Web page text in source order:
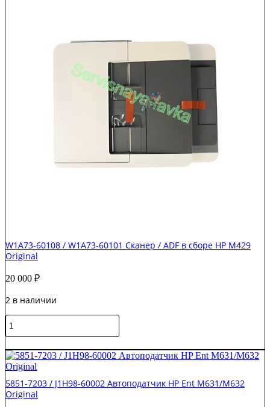
M578/M507/MFP
W1A73-60108 / W1A73-60101 Сканер / ADF в сборе HP M429
Original
20 000 ₽
2 в наличии
Количество
товара
60108
/
W1A73-
60101
Сканер
5851-7203 / J1H98-60002 Автоподатчик HP Ent M631/M632
Original